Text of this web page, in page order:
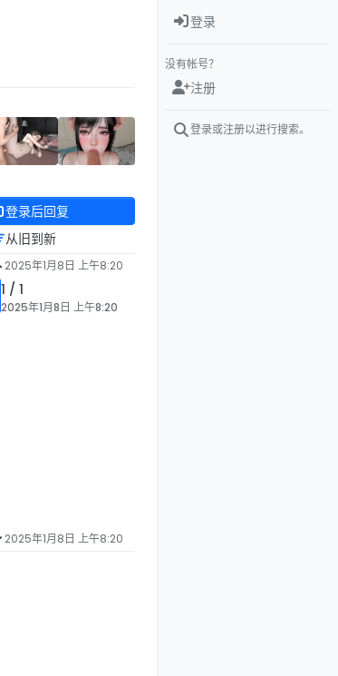
登录后回复
从旧到新
2025年1月8日 上午8:20
1 / 1
2025年1月8日 上午8:20
2025年1月8日 上午8:20
登录
没有帐号？
注册
登录或注册以进行搜索。